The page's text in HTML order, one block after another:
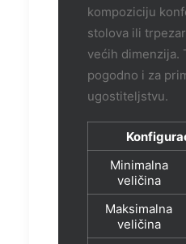
kompoziciju
stolova ili
većih dimenzija.
pogodno i za
ugostiteljstvu.
Minimalna
veličina
Maksimalna
veličina